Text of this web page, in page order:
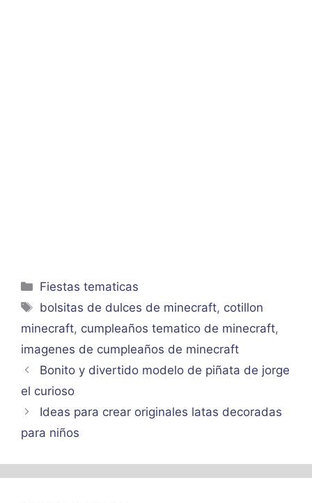
Categorías
Fiestas tematicas
Etiquetas
bolsitas de dulces de minecraft, cotillon
minecraft, cumpleaños tematico de minecraft,
imagenes de cumpleaños de minecraft
Bonito y divertido modelo de piñata de jorge
el curioso
Ideas para crear originales latas decoradas
para niños